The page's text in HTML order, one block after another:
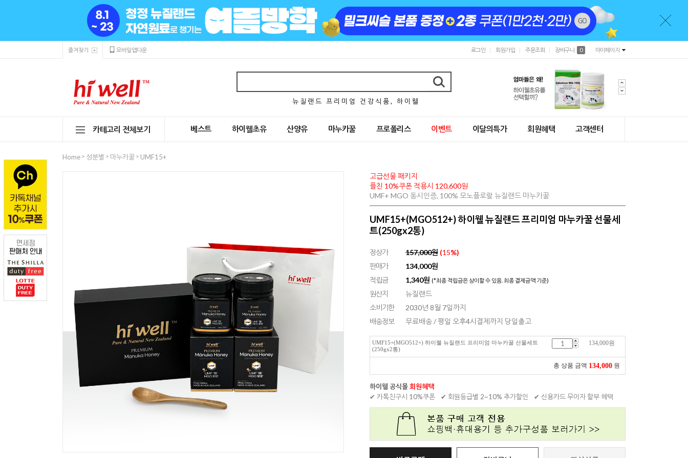
즐겨찾기 모바일앱다운 로그인 회원가입 주문조회 장바구니 0 마이페이지
뉴 질 랜 드 프 리 미 엄 건 강 식 품 , 하 이 웰
카테고리 전체보기 베스트 하이웰초유 산양유 마누카꿀 프로폴리스 이벤트 이달의특가 회원혜택 고객센터
Home > 성분별 > 마누카꿀 > UMF15+
고급선물 패키지
플친 10%쿠폰 적용시 120,600원
UMF+ MGO 동시인증, 100% 모노플로랄 뉴질랜드 마누카꿀
UMF15+(MGO512+) 하이웰 뉴질랜드 프리미엄 마누카꿀 선물세
트(250gx2통)
정상가 157,000원 (15%)
판매가
134,000원
적립금
1,340원 (*최종 적립금은 상이할 수 있음. 최종 결제금액 기준)
원산지
뉴질랜드
소비기한
2030년 8월 7일까지
배송정보
무료배송 / 평일 오후4시결제까지 당일출고
UMF15+(MGO512+) 하이웰 뉴질랜드 프리미엄 마누카꿀 선물세트
(250gx2통)
134,000원
총 상품 금액 134,000 원
하이웰 공식몰회원혜택
✔ 카톡친구시 10%쿠폰
✔ 회원등급별 2~10% 추가할인 ✔ 신용카드 무이자 할부 혜택